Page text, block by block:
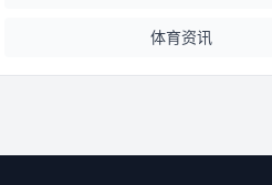
体育资讯